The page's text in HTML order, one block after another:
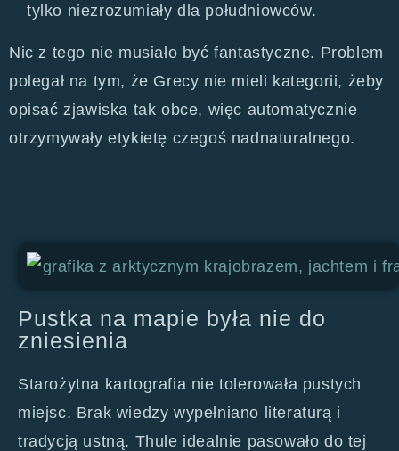
tylko niezrozumiały dla południowców.
Nic z tego nie musiało być fantastyczne. Problem
polegał na tym, że Grecy nie mieli kategorii, żeby
opisać zjawiska tak obce, więc automatycznie
otrzymywały etykietę czegoś nadnaturalnego.
Pustka na mapie była nie do
zniesienia
Starożytna kartografia nie tolerowała pustych
miejsc. Brak wiedzy wypełniano literaturą i
tradycją ustną. Thule idealnie pasowało do tej